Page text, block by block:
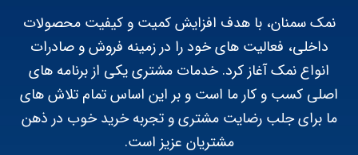
نمک سمنان، با هدف افزایش کمیت و کیفیت محصولات
داخلی، فعالیت های خود را در زمینه فروش و صادرات
انواع نمک آغاز کرد. خدمات مشتری یکی از برنامه های
اصلی کسب و کار ما است و بر این اساس تمام تلاش های
ما برای جلب رضایت مشتری و تجربه خرید خوب در ذهن
مشتریان عزیز است.